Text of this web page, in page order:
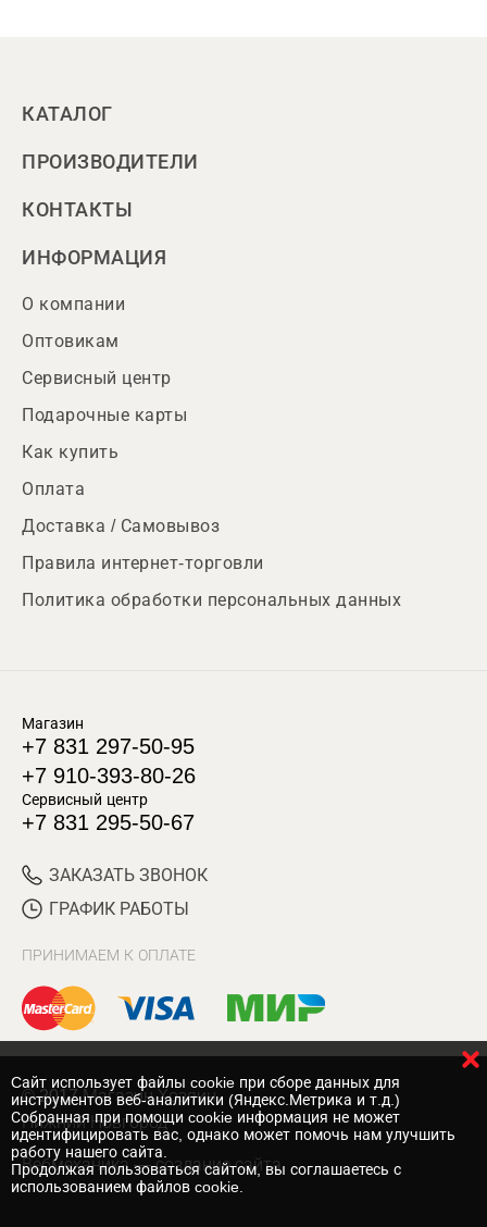
КАТАЛОГ
ПРОИЗВОДИТЕЛИ
КОНТАКТЫ
ИНФОРМАЦИЯ
О компании
Оптовикам
Сервисный центр
Подарочные карты
Как купить
Оплата
Доставка / Самовывоз
Правила интернет-торговли
Политика обработки персональных данных
Магазин
+7 831 297-50-95
+7 910-393-80-26
Сервисный центр
+7 831 295-50-67
ЗАКАЗАТЬ ЗВОНОК
ГРАФИК РАБОТЫ
ПРИНИМАЕМ К ОПЛАТЕ
© 2017 Магазин Хозяин
Нижний Новгород
Вебмеханика — создание сайта
Cайт использует файлы cookie при сборе данных для
инструментов веб-аналитики (Яндекс.Метрика и т.д.)
Собранная при помощи cookie информация не может
идентифицировать вас, однако может помочь нам улучшить
работу нашего сайта.
Продолжая пользоваться сайтом, вы соглашаетесь с
использованием файлов cookie.